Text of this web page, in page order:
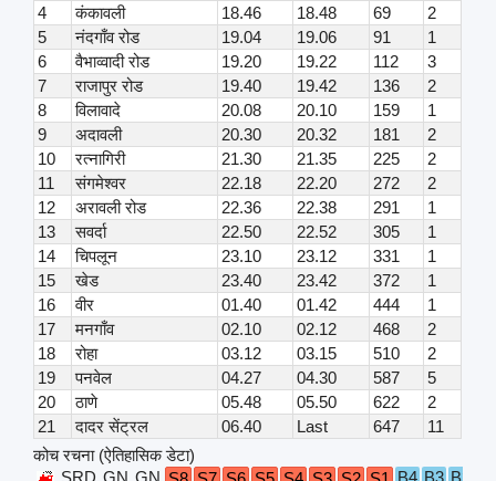
4
कंकावली 18.46 18.48 69
2
5
नंदगाँव रोड 19.04 19.06 91
1
6
वैभाव्वादी रोड 19.20 19.22 112
3
7
राजापुर रोड 19.40 19.42 136
2
8
विलावादे 20.08 20.10 159
1
9
अदावली 20.30 20.32 181
2
10
रत्नागिरी 21.30 21.35 225
2
11
संगमेश्वर 22.18 22.20 272
2
12
अरावली रोड 22.36 22.38 291
1
13
सवर्दा 22.50 22.52 305
1
14
चिपलून 23.10 23.12 331
1
15
खेड 23.40 23.42 372
1
16
वीर 01.40 01.42 444
1
17
मनगाँव 02.10 02.12 468
2
18
रोहा 03.12 03.15 510
2
19
पनवेल 04.27 04.30 587
5
20
ठाणे 05.48 05.50 622
2
21
दादर सेंट्रल 06.40 Last 647
11
कोच रचना (ऐतिहासिक डेटा)